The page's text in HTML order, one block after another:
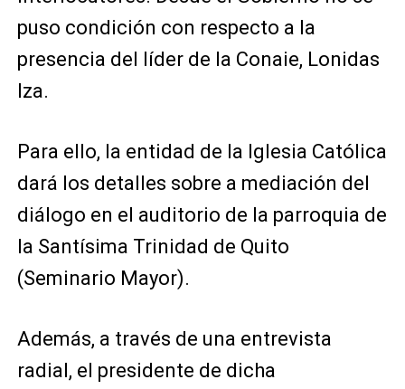
puso condición con respecto a la
presencia del líder de la Conaie, Lonidas
Iza.
Para ello, la entidad de la Iglesia Católica
dará los detalles sobre a mediación del
diálogo en el auditorio de la parroquia de
la Santísima Trinidad de Quito
(Seminario Mayor).
Además, a través de una entrevista
radial, el presidente de dicha